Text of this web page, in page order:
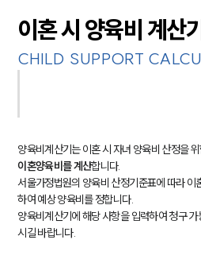
이혼 시 양육비 계산
CHILD SUPPORT
양육비계산기는 이혼 시 자녀 양육비 산정을
이혼양육비를 계산합니다.
서울가정법원의 양육비 산정기준표에 따라 이
하여 예상 양육비를 정합니다.
양육비계산기에 해당 사항을 입력하여 청구
시길 바랍니다.